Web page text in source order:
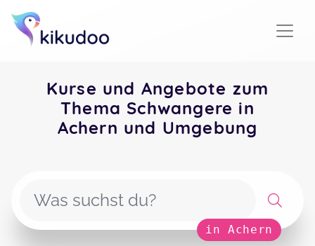
Kurse und Angebote zum
Thema Schwangere in
Achern und Umgebung
in Achern